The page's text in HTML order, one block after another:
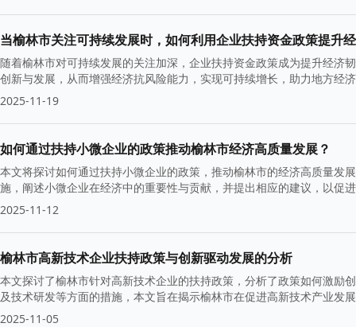
当榆林市关注可持续发展时，如何利用企业扶持资金政策提升
随着榆林市对可持续发展的关注加深，企业扶持资金政策成为提升经济
创新与发展，从而增强经济抗风险能力，实现可持续增长，助力地方经
2025-11-19
如何通过扶持小微企业的政策推动榆林市经济高质量发展？
本文将探讨如何通过扶持小微企业的政策，推动榆林市的经济高质量发
施，阐述小微企业在经济中的重要性与贡献，并提出相应的建议，以促
2025-11-12
榆林市高新技术企业扶持政策与创新驱动发展的分析
本文探讨了榆林市针对高新技术企业的扶持政策，分析了政策如何激励
及技术研发等方面的措施，本文旨在揭示榆林市在促进高新技术产业发
2025-11-05